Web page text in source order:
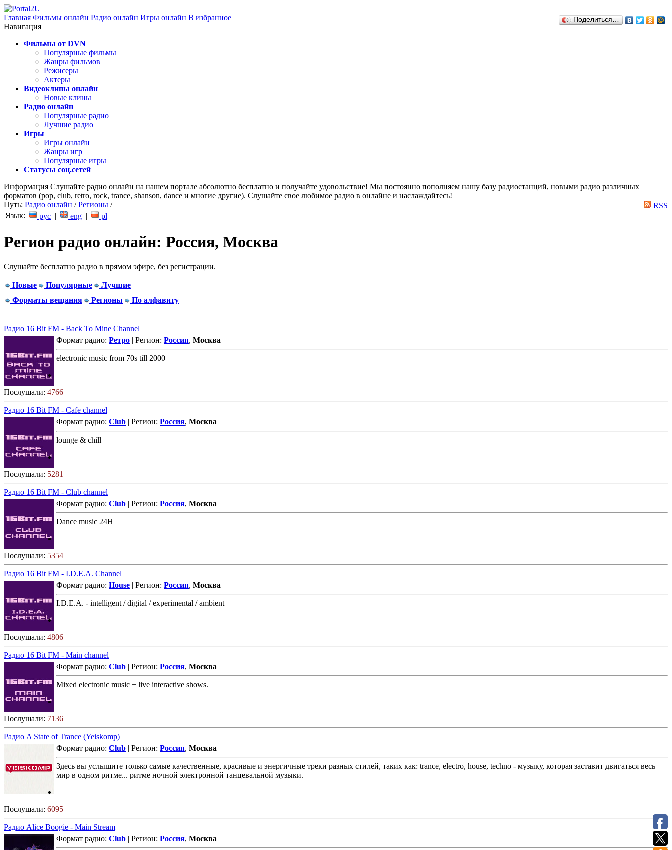
Главная Фильмы онлайн Радио онлайн Игры онлайн В избранное Поделиться…
Навигация
Фильмы от DVN
Популярные фильмы
Жанры фильмов
Режисеры
Актеры
Видеоклипы онлайн
Новые клины
Радио онлайн
Популярные радио
Лучшие радио
Игры
Игры онлайн
Жанры игр
Популярные игры
Статусы соц.сетей
Информация Слушайте радио онлайн на нашем портале абсолютно бесплатно и получайте удовольствие! Мы постоянно пополняем нашу базу радиостанций, новыми радио различных
форматов (pop, club, retro, rock, trance, shanson, dance и многие другие). Слушайте свое любимое радио в онлайне и наслаждайтесь!
Путь: Радио онлайн /Регионы /
RSS
Язык:
рус | eng | pl
Регион радио онлайн: Россия, Москва
Слушайте бесплатно радио в прямом эфире, без регистрации.
Новые Популярные
Лучшие
Форматы вещания
Регионы По алфавиту
Радио 16 Bit FM - Back To Mine Channel
Формат радио: Ретро | Регион: Россия, Москва
electronic music from 70s till 2000
Послушали: 4766
Радио 16 Bit FM - Cafe channel
Формат радио: Club | Регион: Россия, Москва
lounge & chill
Послушали: 5281
Радио 16 Bit FM - Club channel
Формат радио: Club | Регион: Россия, Москва
Dance music 24H
Послушали: 5354
Радио 16 Bit FM - I.D.E.A. Channel
Формат радио: House | Регион: Россия, Москва
I.D.E.A. - intelligent / digital / experimental / ambient
Послушали: 4806
Радио 16 Bit FM - Main channel
Формат радио: Club | Регион: Россия, Москва
Mixed electronic music + live interactive shows.
Послушали: 7136
Радио A State of Trance (Yeiskomp)
Формат радио: Club | Регион: Россия, Москва
Здесь вы услышите только самые качественные, красивые и энергичные треки разных стилей, таких как: trance, electro, house, techno - музыку, которая заставит двигаться весь
мир в одном ритме... ритме ночной электронной танцевальной музыки.
Послушали: 6095
Радио Alice Boogie - Main Stream
Формат радио: Club | Регион: Россия, Москва